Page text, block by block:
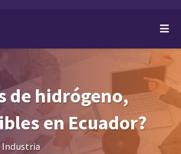
de hidrógeno,
en Ecuador?
Industria